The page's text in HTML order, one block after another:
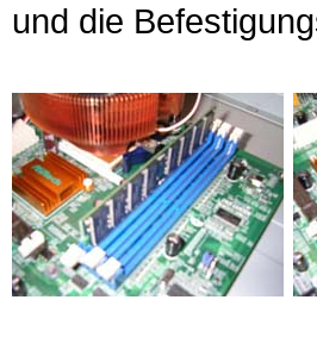
und die